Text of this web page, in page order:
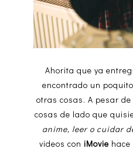
Ahorita que ya
encontrado un
otras cosas. A pesar
cosas de lado que
anime, leer o cuidar
videos con iMovie